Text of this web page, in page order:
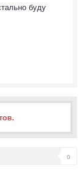
буду
0